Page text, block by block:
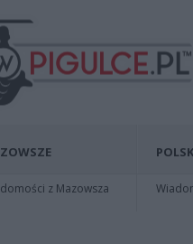
z Mazowsza